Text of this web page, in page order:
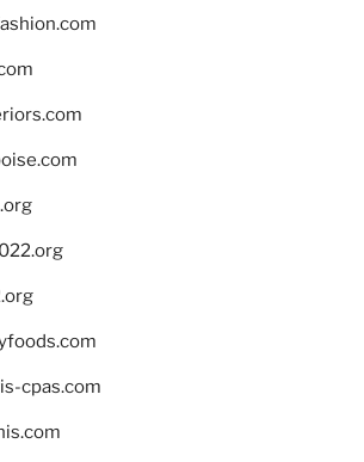
cpas.com